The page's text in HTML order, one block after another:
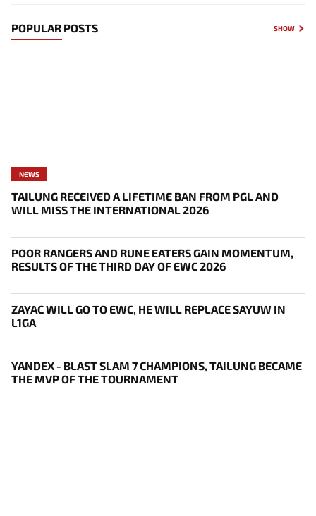
POPULAR POSTS SHOW
NEWS
TAILUNG RECEIVED A LIFETIME BAN FROM PGL AND
WILL MISS THE INTERNATIONAL 2026
POOR RANGERS AND RUNE EATERS GAIN MOMENTUM,
RESULTS OF THE THIRD DAY OF EWC 2026
ZAYAC WILL GO TO EWC, HE WILL REPLACE SAYUW IN
L1GA
YANDEX - BLAST SLAM 7 CHAMPIONS, TAILUNG BECAME
THE MVP OF THE TOURNAMENT